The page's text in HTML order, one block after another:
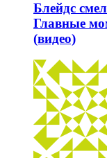
Блейдс
Главные
(видео)